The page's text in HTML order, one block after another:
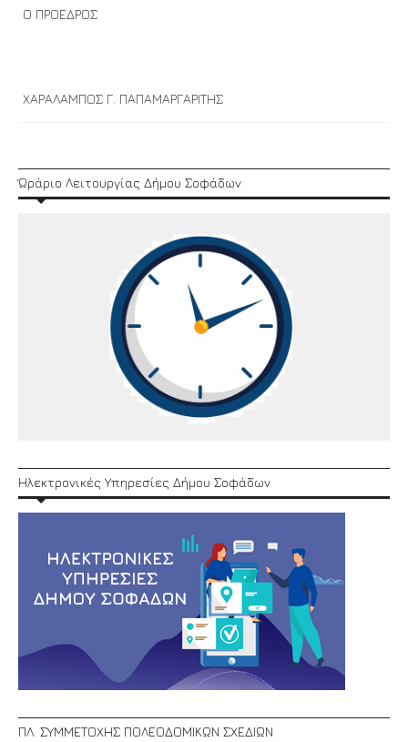
Ο ΠΡΟΕΔΡΟΣ
ΧΑΡΑΛΑΜΠΟΣ Γ. ΠΑΠΑΜΑΡΓΑΡΙΤΗΣ
Ώράριο Λειτουργίας Δήμου Σοφάδων
Ηλεκτρονικές Υπηρεσίες Δήμου Σοφάδων
ΠΛ. ΣΥΜΜΕΤΟΧΗΣ ΠΟΛΕΟΔΟΜΙΚΩΝ ΣΧΕΔΙΩΝ